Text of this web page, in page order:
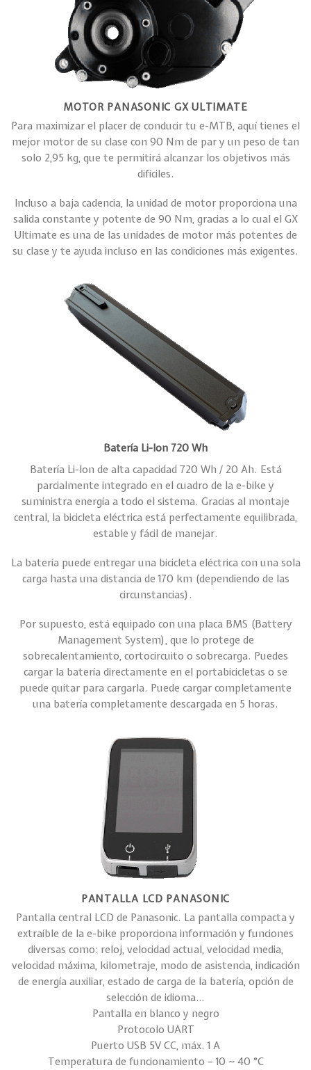
MOTOR PANASONIC GX ULTIMATE
Para maximizar el placer de conducir tu e-MTB, aquí tienes el
mejor motor de su clase con 90 Nm de par y un peso de tan
solo 2,95 kg, que te permitirá alcanzar los objetivos más
difíciles.
Incluso a baja cadencia, la unidad de motor proporciona una
salida constante y potente de 90 Nm, gracias a lo cual el GX
Ultimate es una de las unidades de motor más potentes de
su clase y te ayuda incluso en las condiciones más exigentes.
Batería Li-Ion 720 Wh
Batería Li-Ion de alta capacidad 720 Wh / 20 Ah. Está
parcialmente integrado en el cuadro de la e-bike y
suministra energía a todo el sistema. Gracias al montaje
central, la bicicleta eléctrica está perfectamente equilibrada,
estable y fácil de manejar.
La batería puede entregar una bicicleta eléctrica con una sola
carga hasta una distancia de 170 km (dependiendo de las
circunstancias).
Por supuesto, está equipado con una placa BMS (Battery
Management System), que lo protege de
sobrecalentamiento, cortocircuito o sobrecarga. Puedes
cargar la batería directamente en el portabicicletas o se
puede quitar para cargarla. Puede cargar completamente
una batería completamente descargada en 5 horas.
PANTALLA LCD PANASONIC
Pantalla central LCD de Panasonic. La pantalla compacta y
extraíble de la e-bike proporciona información y funciones
diversas como: reloj, velocidad actual, velocidad media,
velocidad máxima, kilometraje, modo de asistencia, indicación
de energía auxiliar, estado de carga de la batería, opción de
selección de idioma…
Pantalla en blanco y negro
Protocolo UART
Puerto USB 5V CC, máx. 1 A
Temperatura de funcionamiento – 10 ~ 40 °C